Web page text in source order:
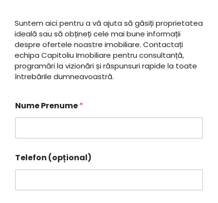
Suntem aici pentru a vă ajuta să găsiți proprietatea
ideală sau să obțineți cele mai bune informații
despre ofertele noastre imobiliare. Contactați
echipa Capitoliu Imobiliare pentru consultanță,
programări la vizionări și răspunsuri rapide la toate
întrebările dumneavoastră.
e
l
f
n
T
e
e
Nume Prenume*
Telefon (opțional)